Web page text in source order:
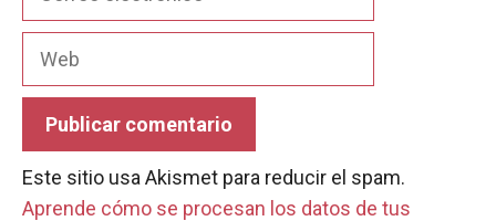
Este sitio usa Akismet para reducir el spam.
Aprende cómo se procesan los datos de tus